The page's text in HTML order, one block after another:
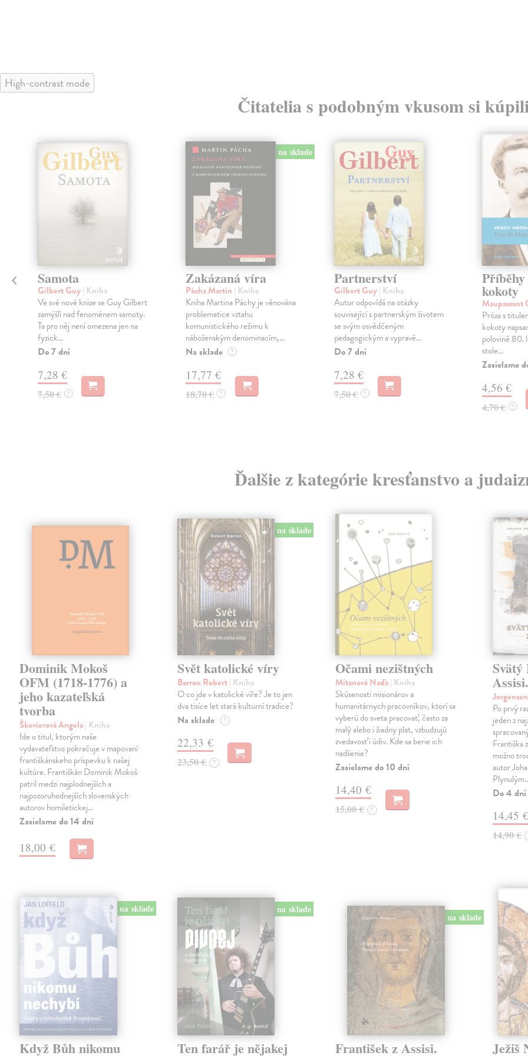
High-contrast mode
Čitatelia s podobným vkusom si
Samota
Gilbert Guy| Kniha
Ve své nové knize se Guy Gilbert
zamýšlí nad fenoménem samoty.
Ta pro něj není omezena jen na
fyzick...
Do 7 dní
7,28 €
7,50 € ?
na sklade
Zakázaná víra
Pácha Martin | Kniha
Kniha Martina Páchy je věnována
problematice vztahu
komunistického režimu k
náboženským denominacím,...
Na sklade ?
17,77 €
18,70 € ?
Partnerství
Gilbert Guy| Kniha
Autor odpovídá na otázky
související s partnerským životem
se svým osvědčeným
pedagogickým a vypravě...
Do 7 dní
7,28 €
7,50 € ?
kokoty
Maupassant
Próza s
kokoty
polovině 80.
stole...
Zasielame
4,56 €
4,70 € ?
Ďalšie z kategórie kresťanstvo a
Dominik Mokoš
OFM (1718-1776) a
jeho kazateľská
tvorba
Škovierová Angela| Kniha
Ide o titul, ktorým naše
vydavateľstvo pokračuje v mapovaní
františkánskeho príspevku k našej
kultúre. Františkán Dominik Mokoš
patril medzi najplodnejších a
najpozoruhodnejších slovenských
autorov homiletickej…
Zasielame do 14 dní
18,00 €
na sklade
Svět katolické víry
Barron Robert| Kniha
O co jde v katolické víře? Je to jen
dva tisíce let stará kulturní tradice?
Na sklade ?
22,33 €
23,50 € ?
Očami nezištných
Mitanová Naďa| Kniha
Skúsenosti misionárov a
humanitárnych pracovníkov, ktorí sa
vyberú do sveta pracovať, často za
malý alebo i žiadny plat, vzbudzujú
zvedavosť i údiv. Kde sa berie ich
nadšenie?
Zasielame do 10 dní
14,40 €
15,00 € ?
Po prvý
jeden z
Františka
možno
autor
Do 4 dní
14,45
14,90 €
na sklade
Když Bůh nikomu
na sklade
Ten farář je nějakej
na sklade
František z Assisi. Ježiš